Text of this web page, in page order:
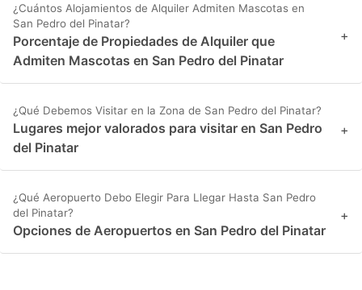
¿Cuántos Alojamientos de Alquiler Admiten Mascotas en
San Pedro del Pinatar?
Porcentaje de Propiedades de Alquiler que
Admiten Mascotas en San Pedro del Pinatar
+
¿Qué Debemos Visitar en la Zona de San Pedro del Pinatar?
Lugares mejor valorados para visitar en San Pedro
del Pinatar
+
¿Qué Aeropuerto Debo Elegir Para Llegar Hasta San Pedro
del Pinatar?
Opciones de Aeropuertos en San Pedro del Pinatar
+